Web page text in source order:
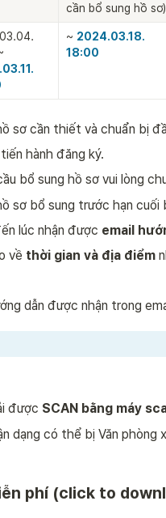
cần bổ sung hồ sơ)
~ 2024.03.18.
18:00
sơ cần thiết và chuẩn bị
hành đăng ký.
bổ sung hồ sơ vui lòng
sơ bổ sung trước hạn cuối
lúc nhận được email
về thời gian và địa điểm
dẫn được nhận trong
được SCAN bằng máy
dạng có thể bị Văn
phí (click to